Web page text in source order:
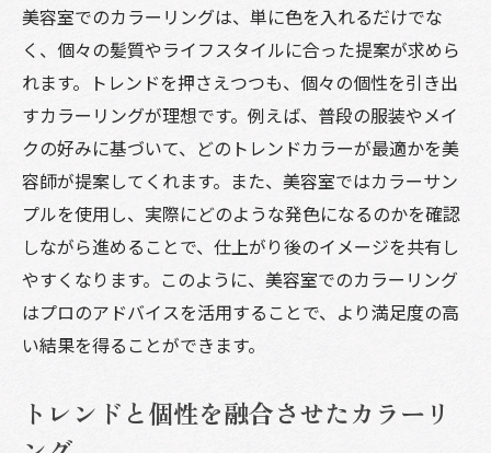
美容室でのカラーリングは、単に色を入れるだけでな
く、個々の髪質やライフスタイルに合った提案が求めら
れます。トレンドを押さえつつも、個々の個性を引き出
すカラーリングが理想です。例えば、普段の服装やメイ
クの好みに基づいて、どのトレンドカラーが最適かを美
容師が提案してくれます。また、美容室ではカラーサン
プルを使用し、実際にどのような発色になるのかを確認
しながら進めることで、仕上がり後のイメージを共有し
やすくなります。このように、美容室でのカラーリング
はプロのアドバイスを活用することで、より満足度の高
い結果を得ることができます。
トレンドと個性を融合させたカラーリ